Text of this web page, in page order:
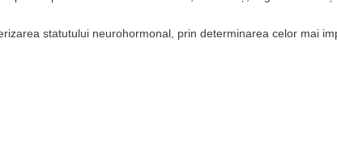
statutului neurohormonal, prin determinarea celor mai